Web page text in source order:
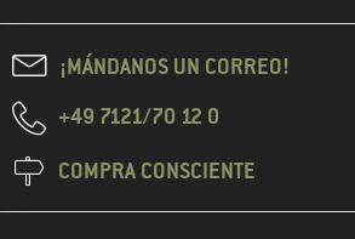
¡MÁNDANOS UN CORREO!
+49 7121/70 12 0
COMPRA CONSCIENTE